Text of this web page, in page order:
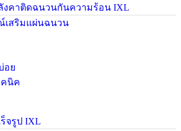
งคาติดฉนวนกันความร้อน IXL
เสริมแผ่นฉนวน
อย
คนิค
จรูป IXL